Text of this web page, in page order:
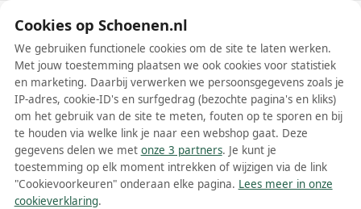
Schoenen.nl
Wis filters Alle filters
Roze Ecco damesschoenen
Meer lezen
Cookies op Schoenen.nl
We gebruiken functionele cookies om de site te laten werken.
Met jouw toestemming plaatsen we ook cookies voor statistiek
en marketing. Daarbij verwerken we persoonsgegevens zoals je
IP-adres, cookie-ID's en surfgedrag (bezochte pagina's en kliks)
om het gebruik van de site te meten, fouten op te sporen en bij
te houden via welke link je naar een webshop gaat. Deze
gegevens delen we met onze 3 partners. Je kunt je
toestemming op elk moment intrekken of wijzigen via de link
"Cookievoorkeuren" onderaan elke pagina. Lees meer in onze
cookieverklaring.